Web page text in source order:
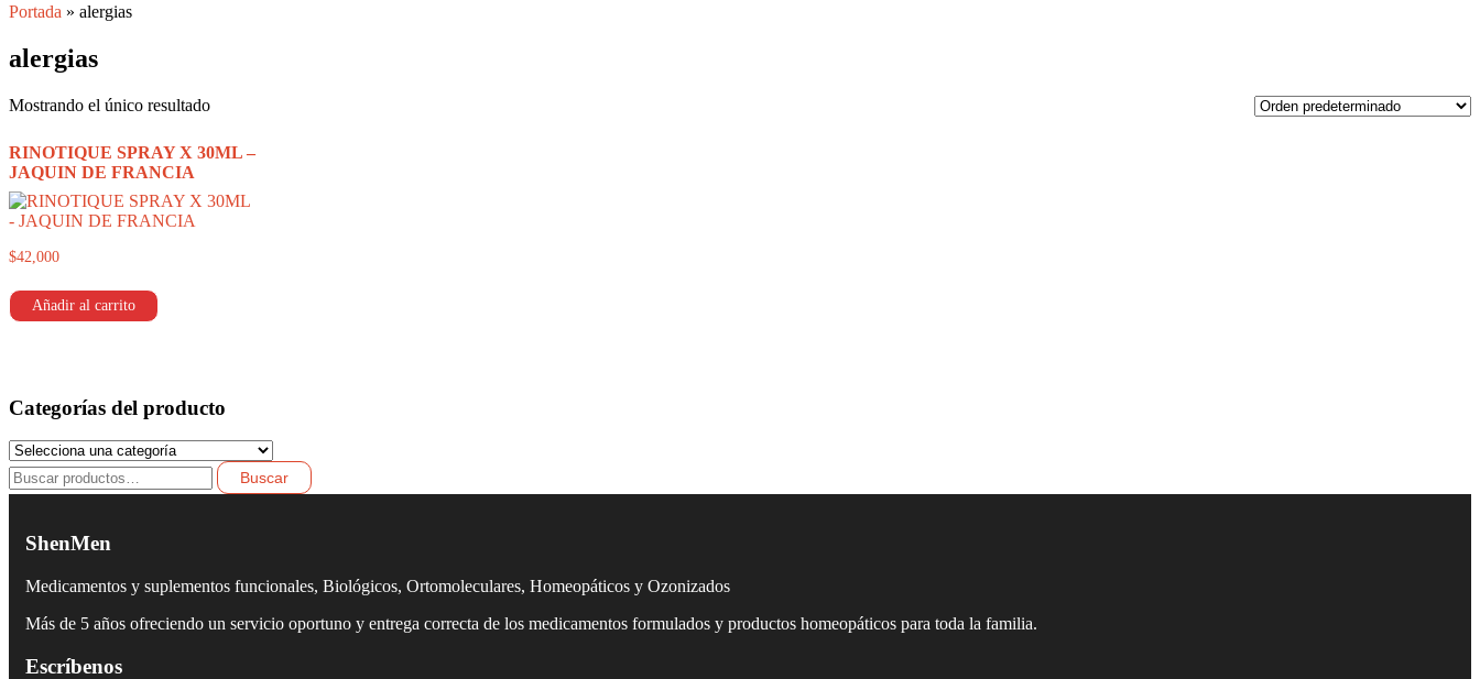
Portada » alergias
alergias
Mostrando el único resultado
RINOTIQUE SPRAY X 30ML –
JAQUIN DE FRANCIA
$42,000
Añadir al carrito
Categorías del producto
Buscar
por:
Buscar
ShenMen
Medicamentos y suplementos funcionales, Biológicos, Ortomoleculares, Homeopáticos y Ozonizados
Más de 5 años ofreciendo un servicio oportuno y entrega correcta de los medicamentos formulados y productos homeopáticos para toda la familia.
Escríbenos